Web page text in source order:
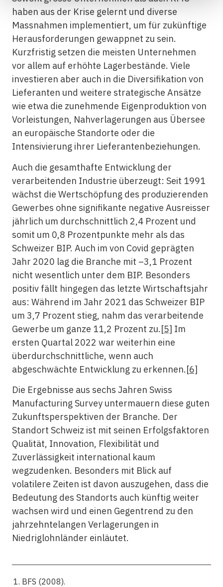
haben aus der Krise gelernt und diverse
Massnahmen implementiert, um für zukünftige
Herausforderungen gewappnet zu sein.
Kurzfristig setzen die meisten Unternehmen
vor allem auf erhöhte Lagerbestände. Viele
investieren aber auch in die Diversifikation von
Lieferanten und weitere strategische Ansätze
wie etwa die zunehmende Eigenproduktion von
Vorleistungen, Nahverlagerungen aus Übersee
an europäische Standorte oder die
Intensivierung ihrer Lieferantenbeziehungen.
Auch die gesamthafte Entwicklung der
verarbeitenden Industrie überzeugt: Seit 1991
wächst die Wertschöpfung des produzierenden
Gewerbes ohne signifikante negative Ausreisser
jährlich um durchschnittlich 2,4 Prozent und
somit um 0,8 Prozentpunkte mehr als das
Schweizer BIP. Auch im von Covid geprägten
Jahr 2020 lag die Branche mit –3,1 Prozent
nicht wesentlich unter dem BIP. Besonders
positiv fällt hingegen das letzte Wirtschaftsjahr
aus: Während im Jahr 2021 das Schweizer BIP
um 3,7 Prozent stieg, nahm das verarbeitende
Gewerbe um ganze 11,2 Prozent zu.[5] Im
ersten Quartal 2022 war weiterhin eine
überdurchschnittliche, wenn auch
abgeschwächte Entwicklung zu erkennen.[6]
Die Ergebnisse aus sechs Jahren Swiss
Manufacturing Survey untermauern diese guten
Zukunftsperspektiven der Branche. Der
Standort Schweiz ist mit seinen Erfolgsfaktoren
Qualität, Innovation, Flexibilität und
Zuverlässigkeit international kaum
wegzudenken. Besonders mit Blick auf
volatilere Zeiten ist davon auszugehen, dass die
Bedeutung des Standorts auch künftig weiter
wachsen wird und einen Gegentrend zu den
jahrzehntelangen Verlagerungen in
Niedriglohnländer einläutet.
BFS (2008).